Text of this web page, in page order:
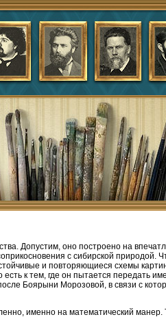
Допустим, оно построено на
с сибирской природой.
и повторяющиеся схемы
к тем, где он пытается передать
Боярыни Морозовой, в связи с
именно на математический манер.